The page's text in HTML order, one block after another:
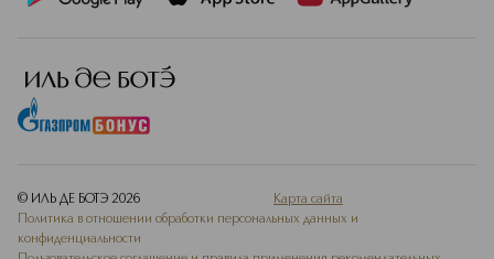
© ИЛЬ ДЕ БОТЭ 2026
Карта сайта
Политика в отношении обработки персональных данных и
конфиденциальности